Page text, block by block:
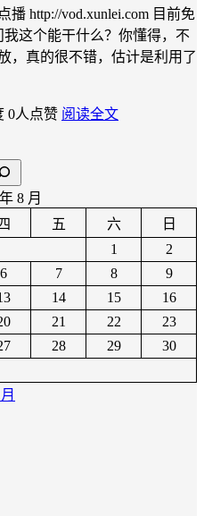
http://vod.xunlei.com 目前免
这个能干什么？你懂得，不
，真的很不错，估计是利用了
0人点赞 阅读全文
8 月
五 六
日
1
2
6 7 8
9
14 15
16
21 22
23
28 29
30